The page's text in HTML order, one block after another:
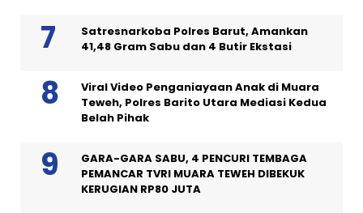
Satresnarkoba Polres Barut, Amankan
41,48 Gram Sabu dan 4 Butir Ekstasi
Viral Video Penganiayaan Anak di Muara
Teweh, Polres Barito Utara Mediasi Kedua
Belah Pihak
GARA-GARA SABU, 4 PENCURI TEMBAGA
PEMANCAR TVRI MUARA TEWEH DIBEKUK
KERUGIAN RP80 JUTA